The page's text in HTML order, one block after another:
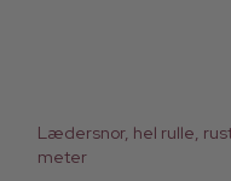
Lædersnor, hel rulle,
meter